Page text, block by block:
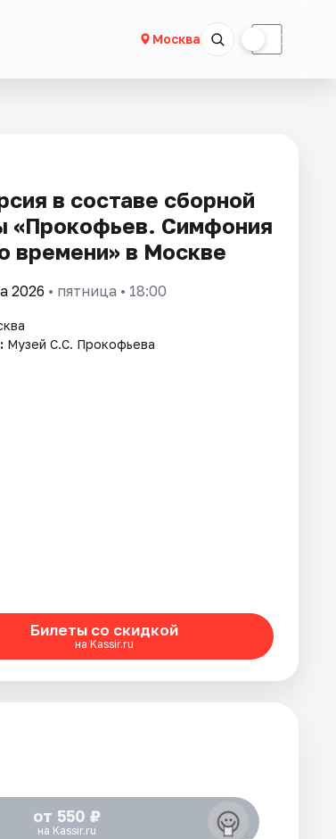
Москва ☾
в составе сборной
«Прокофьев. Симфония
времени» в Москве
2026 • пятница • 18:00
Музей С.С. Прокофьева
Билеты со скидкой
на Kassir.ru
от 550 ₽
на Kassir.ru